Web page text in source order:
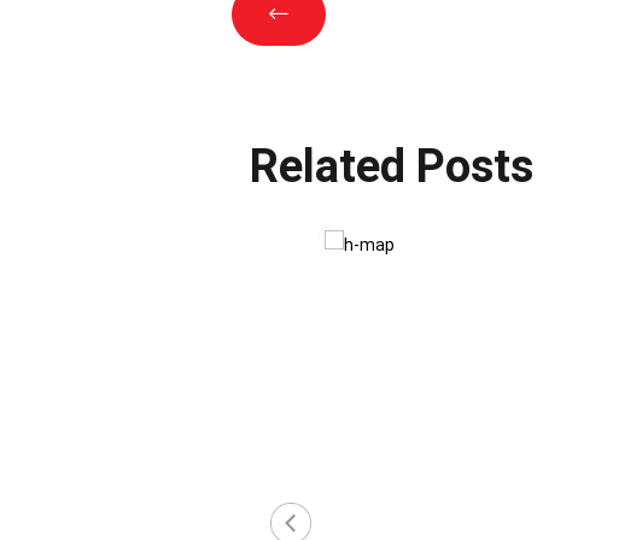
Related Posts
‹